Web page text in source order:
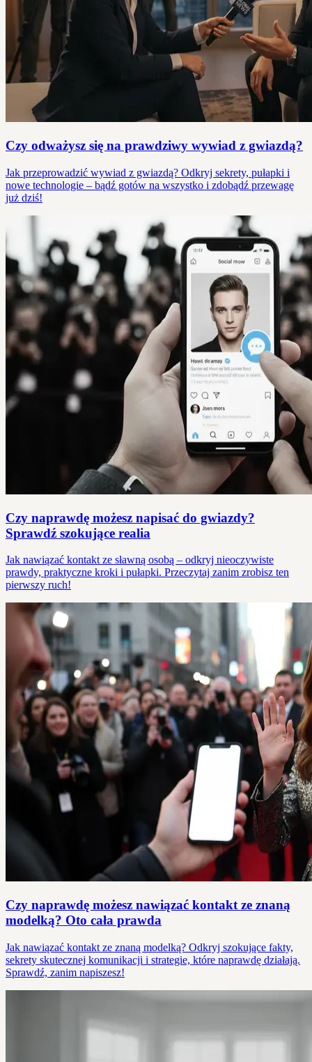
Czy odważysz się na prawdziwy wywiad z gwiazdą?
Jak przeprowadzić wywiad z gwiazdą? Odkryj sekrety, pułapki i
nowe technologie – bądź gotów na wszystko i zdobądź przewagę
już dziś!
Czy naprawdę możesz napisać do gwiazdy?
Sprawdź szokujące realia
Jak nawiązać kontakt ze sławną osobą – odkryj nieoczywiste
prawdy, praktyczne kroki i pułapki. Przeczytaj zanim zrobisz ten
pierwszy ruch!
Czy naprawdę możesz nawiązać kontakt ze znaną
modelką? Oto cała prawda
Jak nawiązać kontakt ze znaną modelką? Odkryj szokujące fakty,
sekrety skutecznej komunikacji i strategie, które naprawdę działają.
Sprawdź, zanim napiszesz!